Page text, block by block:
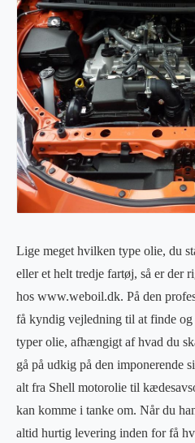
Lige meget hvilken type olie, du
eller et helt tredje fartøj, så er der
hos www.weboil.dk. På den
få kyndig vejledning til at finde
typer olie, afhængigt af hvad du
gå på udkig på den imponerende
alt fra Shell motorolie til
kan komme i tanke om. Når du
altid hurtig levering inden for få